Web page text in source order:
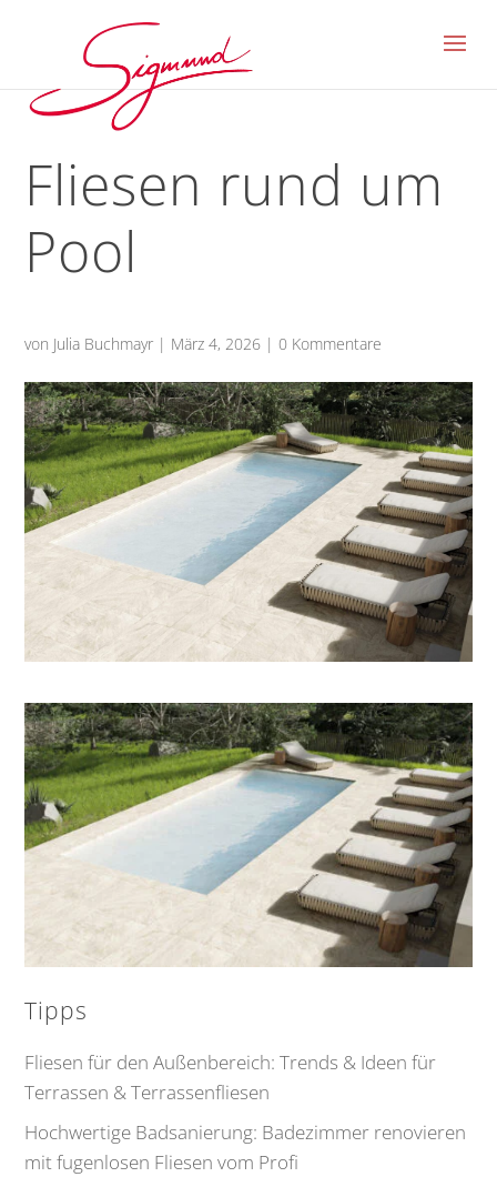
Fliesen rund um
Pool
von Julia Buchmayr | März 4, 2026 |0 Kommentare
Tipps
Fliesen für den Außenbereich: Trends & Ideen für
Terrassen & Terrassenfliesen
Hochwertige Badsanierung: Badezimmer renovieren
mit fugenlosen Fliesen vom Profi